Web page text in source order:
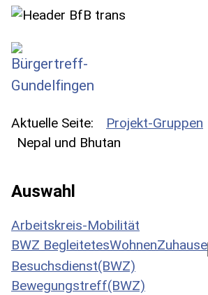
SKIP TO MAIN CONTENT
Aktuelle Seite: Projekt-Gruppen
Nepal und Bhutan
Auswahl
Arbeitskreis-Mobilität
BWZ BegleitetesWohnenZuhause
Besuchsdienst(BWZ)
Bewegungstreff(BWZ)